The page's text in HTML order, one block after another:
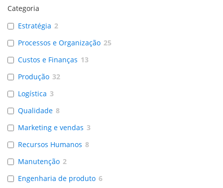
Categoria
Estratégia 2
Processos e Organização 25
Custos e Finanças 13
Produção 32
Logística 3
Qualidade 8
Marketing e vendas 3
Recursos Humanos 8
Manutenção 2
Engenharia de produto 6